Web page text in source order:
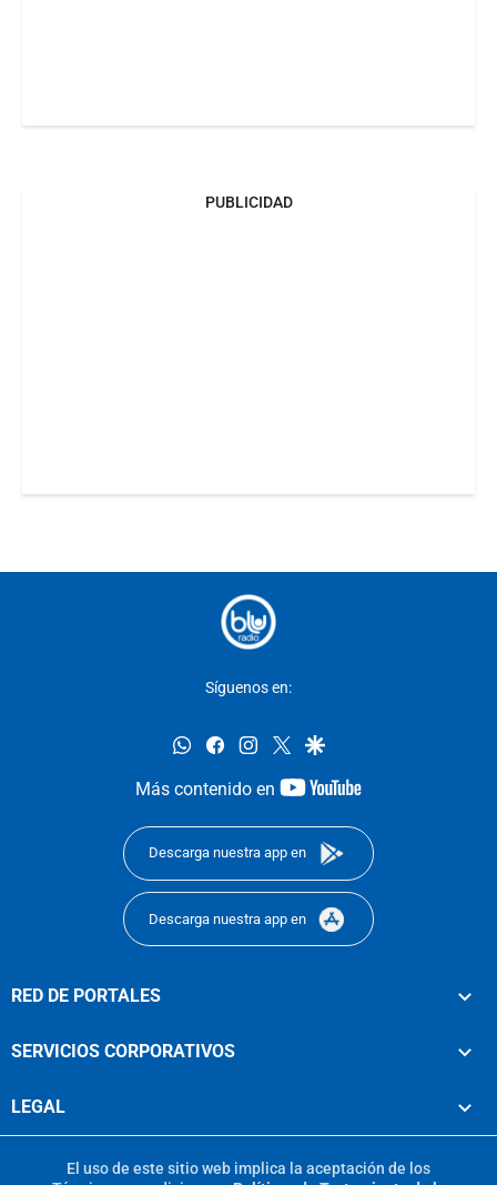
PUBLICIDAD
Síguenos en:
whatsappfacebookinstagram
twittergoogle
Más contenido en
youtube-
Descarga nuestra app en
Descarga nuestra app en
RED DE PORTALES
SERVICIOS CORPORATIVOS
LEGAL
El uso de este sitio web implica la aceptación de los